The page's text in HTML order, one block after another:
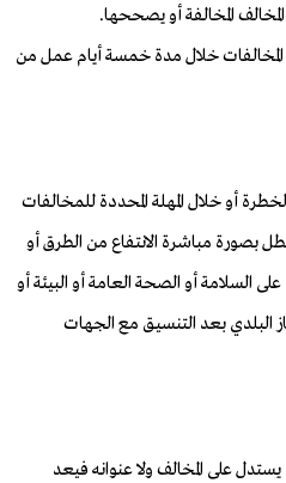
المخالفة أو يصححها.
في المخالفات خلال مدة خمسة أيام عمل من
الخطرة أو خلال المهلة المحددة للمخالفات
بصورة مباشرة الانتفاع من الطرق أو
السلامة أو الصحة العامة أو البيئة أو
البلدي بعد التنسيق مع الجهات
على المخالف ولا عنوانه فيعد